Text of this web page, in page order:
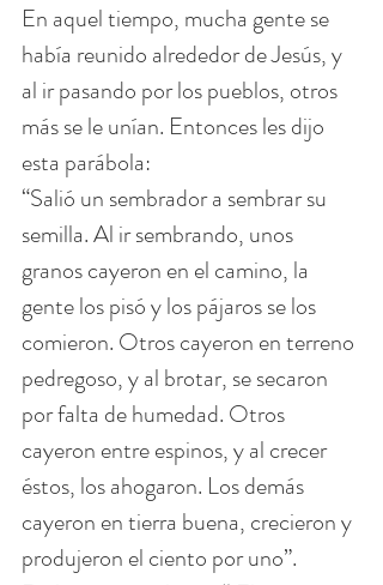
En aquel tiempo, mucha gente se
había reunido alrededor de Jesús, y
al ir pasando por los pueblos, otros
más se le unían. Entonces les dijo
esta parábola:
“Salió un sembrador a sembrar su
semilla. Al ir sembrando, unos
granos cayeron en el camino, la
gente los pisó y los pájaros se los
comieron. Otros cayeron en terreno
pedregoso, y al brotar, se secaron
por falta de humedad. Otros
cayeron entre espinos, y al crecer
éstos, los ahogaron. Los demás
cayeron en tierra buena, crecieron y
produjeron el ciento por uno”.